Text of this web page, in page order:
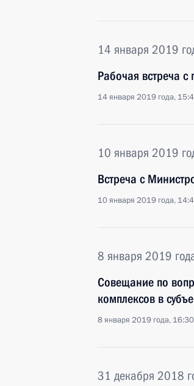
14 января 2019
Рабочая встреча
14 января 2019 года,
10 января 2019
Встреча с
10 января 2019 года,
8 января 2019
Совещание по
комплексов в
8 января 2019 года, 16:30
31 декабря 2018